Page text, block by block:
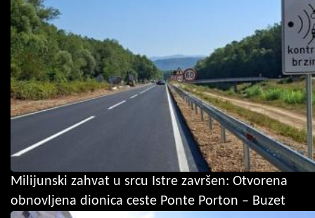
Milijunski zahvat u srcu Istre završen: Otvorena
obnovljena dionica ceste Ponte Porton – Buzet